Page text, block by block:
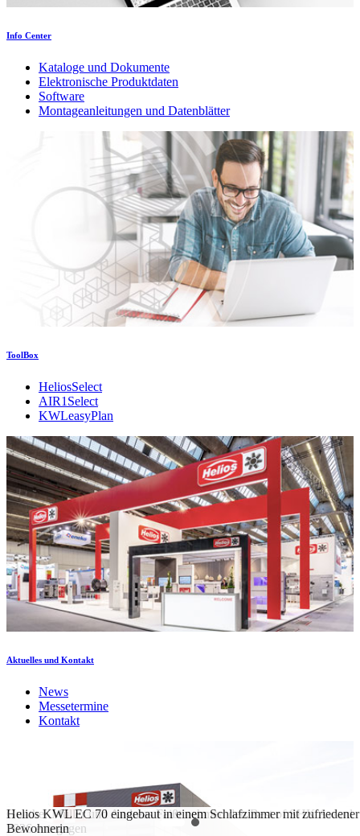
Info Center
Kataloge und Dokumente
Elektronische Produktdaten
Software
Montageanleitungen und Datenblätter
ToolBox
HeliosSelect
AIR1Select
KWLeasyPlan
Aktuelles und Kontakt
News
Messetermine
Kontakt
Gunther Müller und Andreas Faißt nehmen den Best of SHK Award
2026 entegegen
Helios KWL EC 70 eingebaut in einem Schlafzimmer mit zufriedener
Bewohnerin